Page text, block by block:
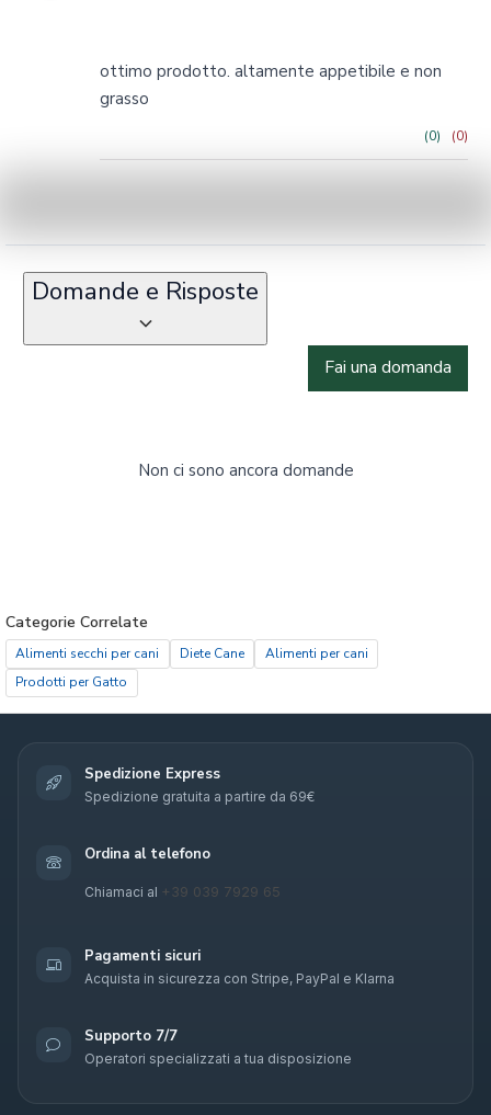
ottimo prodotto. altamente appetibile e non
grasso
(0) (0)
Domande e Risposte
Fai una domanda
Non ci sono ancora domande
Categorie Correlate
Alimenti secchi per cani Diete Cane
Alimenti per cani
Prodotti per Gatto
Spedizione Express
Spedizione gratuita a partire da 69€
Ordina al telefono
Chiamaci al +39 039 7929 65
Pagamenti sicuri
Acquista in sicurezza con Stripe, PayPal e Klarna
Supporto 7/7
Operatori specializzati a tua disposizione